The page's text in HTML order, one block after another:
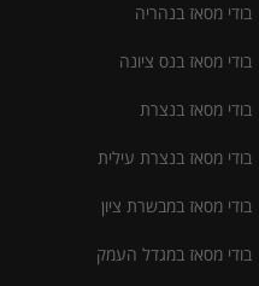
בודי מסאז בנהריה
בודי מסאז בנס ציונה
בודי מסאז בנצרת
בודי מסאז בנצרת עילית
בודי מסאז במבשרת ציון
בודי מסאז במגדל העמק